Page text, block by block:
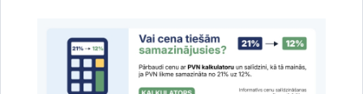
Apsaimniekošana ir specifisks pakalpojuma veids, kur
daudzdzīvokļu dzīvojamās mājas kopīpašuma kopīga
pārvaldīšana ir īpašs īpašuma tiesību īstenošanas veids, kura